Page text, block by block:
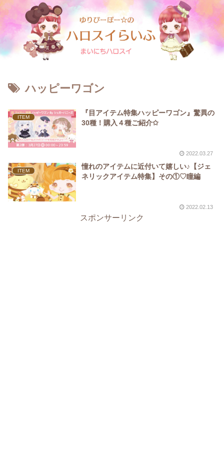
ハッピーワゴン
ITEM
『目アイテム特集ハッピーワゴン』驚異の
30種！購入４種ご紹介✩
2022.03.27
ITEM
憧れのアイテムに近付いて嬉しい♪【ジェ
ネリックアイテム特集】その①♡瞳編
2022.02.13
スポンサーリンク